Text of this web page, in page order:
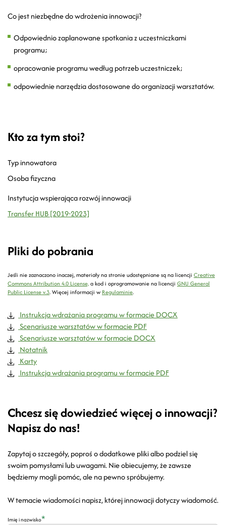
Co jest niezbędne do wdrożenia innowacji?
Odpowiednio zaplanowane spotkania z uczestniczkami
programu;
opracowanie programu według potrzeb uczestniczek;
odpowiednie narzędzia dostosowane do organizacji warsztatów.
Kto za tym stoi?
Typ innowatora
Osoba fizyczna
Instytucja wspierająca rozwój innowacji
Transfer HUB [2019-2023]
Pliki do pobrania
Jeśli nie zaznaczono inaczej, materiały na stronie udostępniane są na licencji Creative
Commons Attribution 4.0 License,a kod i oprogramowanie na licencji GNU General
Public License v.3.Więcej informacji w Regulaminie.
Instrukcja wdrażania programu w formacie DOCX
Scenariusze warsztatów w formacie PDF
Scenariusze warsztatów w formacie DOCX
Notatnik
Karty
Instrukcja wdrażania programu w formacie PDF
Chcesz się dowiedzieć więcej o innowacji?
Napisz do nas!
Zapytaj o szczegóły, poproś o dodatkowe pliki albo podziel się
swoim pomysłami lub uwagami. Nie obiecujemy, że zawsze
będziemy mogli pomóc, ale na pewno spróbujemy.
W temacie wiadomości napisz, której innowacji dotyczy wiadomość.
Imię i nazwisko*